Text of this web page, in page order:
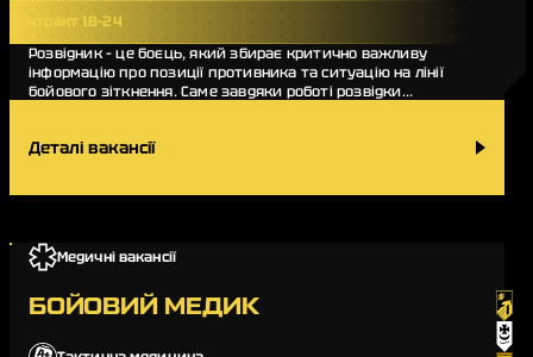
Контракт 18-24
Розвідник – це боєць, який збирає критично важливу
інформацію про позиції противника та ситуацію на лінії
бойового зіткнення. Саме завдяки роботі розвідки
Деталі вакансії
Медичні вакансії
БОЙОВИЙ МЕДИК